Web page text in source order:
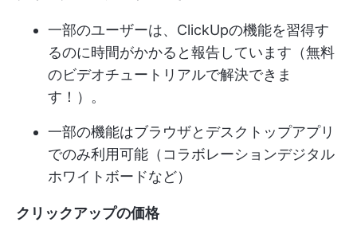
一部のユーザーは、ClickUpの機能を習得す
るのに時間がかかると報告しています（無料
のビデオチュートリアルで解決できま
す！）。
一部の機能はブラウザとデスクトップアプリ
でのみ利用可能（コラボレーションデジタル
ホワイトボードなど）
クリックアップの価格